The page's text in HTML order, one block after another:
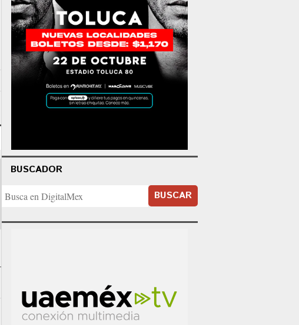
BUSCADOR
BUSCAR